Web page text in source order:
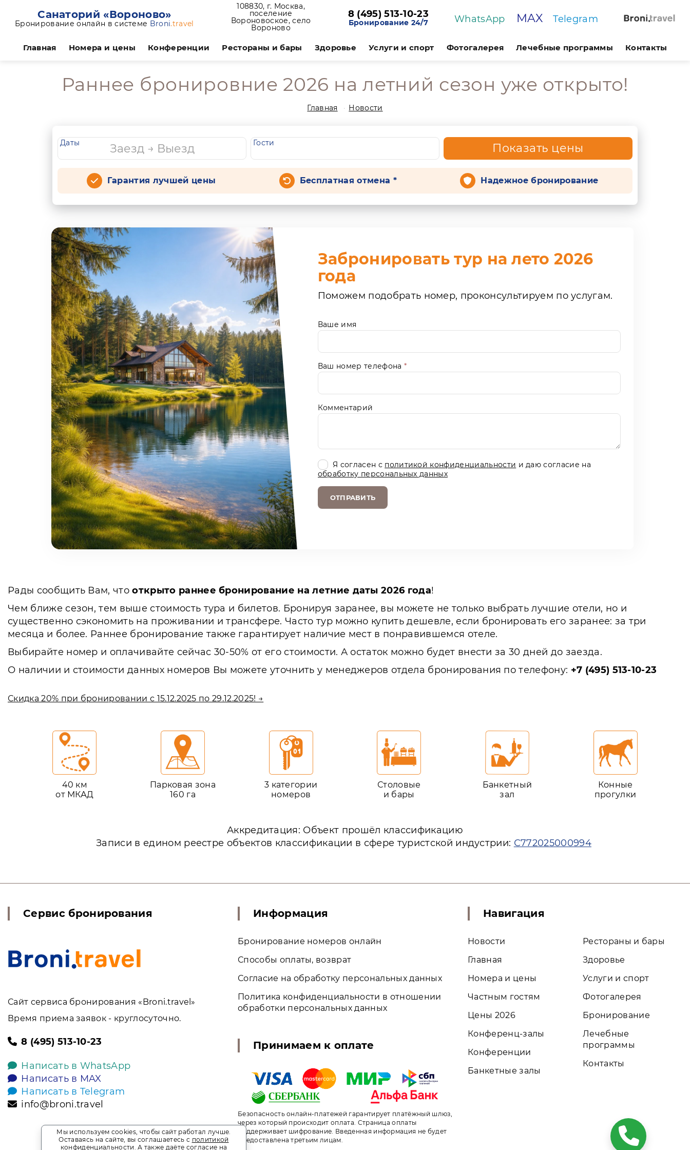
Санаторий «Вороново»
Бронирование онлайн в системе Broni.travel
108830, г. Москва,
поселение
Вороновоское, село
Вороново
8 (495) 513-10-23
Бронирование 24/7 WhatsApp MAX Telegram
Главная Номера и цены Конференции Рестораны и бары Здоровье Услуги и спорт Фотогалерея Лечебные программы Контакты
Раннее бронировние 2026 на летний сезон уже открыто!
Главная Новости
Даты Гости Показать цены
Гарантия лучшей цены Бесплатная отмена * Надежное бронирование
Забронировать тур на лето 2026
года
Поможем подобрать номер, проконсультируем по услугам.
Ваше имя
Ваш номер телефона *
Комментарий
Я согласен с политикой конфиденциальности и даю согласие на
обработку персональных данных
ОТПРАВИТЬ
Рады сообщить Вам, чтооткрыто раннее бронирование на летние даты 2026 года!
Чем ближе сезон, тем выше стоимость тура и билетов. Бронируя заранее, вы можете не только выбрать лучшие отели, но и
существенно сэкономить на проживании и трансфере. Часто тур можно купить дешевле, если бронировать его заранее: за три
месяца и более. Раннее бронирование также гарантирует наличие мест в понравившемся отеле.
Выбирайте номер и оплачивайте сейчас 30-50% от его стоимости. А остаток можно будет внести за 30 дней до заезда.
О наличии и стоимости данных номеров Вы можете уточнить у менеджеров отдела бронирования по телефону: +7 (495) 513-10-23
Скидка 20% при бронировании с 15.12.2025 по 29.12.2025! →
40 км
от МКАД
Парковая зона
160 га
3 категории
номеров
Столовые
и бары
Банкетный
зал
Конные
прогулки
Аккредитация: Объект прошёл классификацию
Записи в едином реестре объектов классификации в сфере туристской индустрии: С772025000994
Сервис бронирования
Сайт сервиса бронирования «Broni.travel»
Время приема заявок - круглосуточно.
8 (495) 513-10-23
Написать в WhatsApp
Написать в MAX
Написать в Telegram
info@broni.travel
Информация
Бронирование номеров онлайн
Способы оплаты, возврат
Согласие на обработку персональных данных
Политика конфиденциальности в отношении
обработки персональных данных
Принимаем к оплате
Безопасность онлайн-платежей гарантирует платёжный шлюз,
через который происходит оплата. Страница оплаты
поддерживает шифрование. Введенная информация не будет
предоставлена третьим лицам.
Навигация
Новости
Главная
Номера и цены
Частным гостям
Цены 2026
Конференц-залы
Конференции
Банкетные залы
Рестораны и бары
Здоровье
Услуги и спорт
Фотогалерея
Бронирование
Лечебные
программы
Контакты
Мы используем cookies, чтобы сайт работал лучше.
Оставаясь на сайте, вы соглашаетесь с политикой
конфиденциальности. А также даёте согласие на